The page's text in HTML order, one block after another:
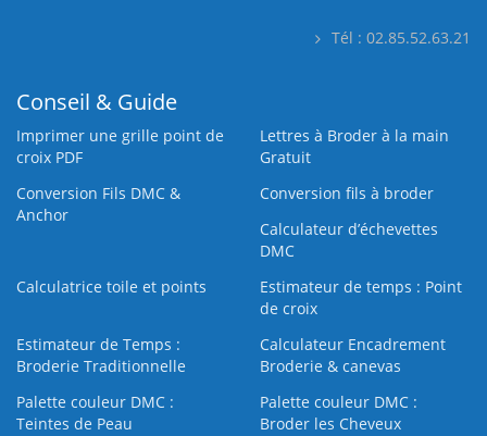
Tél : 02.85.52.63.21
Conseil & Guide
Imprimer une grille point de
croix PDF
Lettres à Broder à la main
Gratuit
Conversion Fils DMC &
Anchor
Conversion fils à broder
Calculateur d’échevettes
DMC
Calculatrice toile et points
Estimateur de temps : Point
de croix
Estimateur de Temps :
Broderie Traditionnelle
Calculateur Encadrement
Broderie & canevas
Palette couleur DMC :
Teintes de Peau
Palette couleur DMC :
Broder les Cheveux